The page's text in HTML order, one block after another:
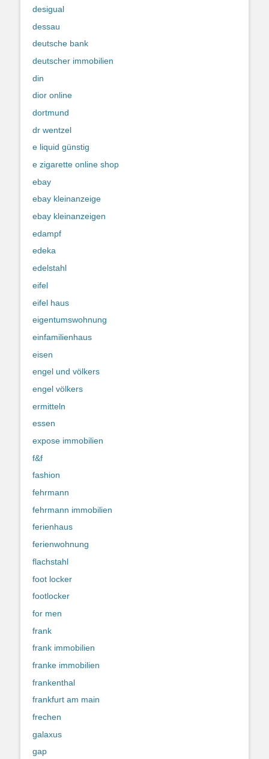
desigual
dessau
deutsche bank
deutscher immobilien
din
dior online
dortmund
dr wentzel
e liquid günstig
e zigarette online shop
ebay
ebay kleinanzeige
ebay kleinanzeigen
edampf
edeka
edelstahl
eifel
eifel haus
eigentumswohnung
einfamilienhaus
eisen
engel und völkers
engel völkers
ermitteln
essen
expose immobilien
f&f
fashion
fehrmann
fehrmann immobilien
ferienhaus
ferienwohnung
flachstahl
foot locker
footlocker
for men
frank
frank immobilien
franke immobilien
frankenthal
frankfurt am main
frechen
galaxus
gap